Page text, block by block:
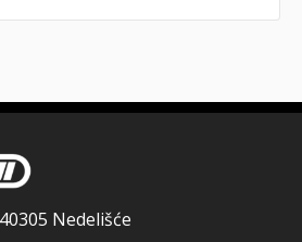
Nedelišće